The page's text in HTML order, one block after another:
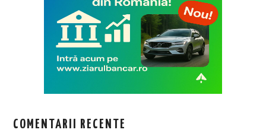
COMENTARII RECENTE